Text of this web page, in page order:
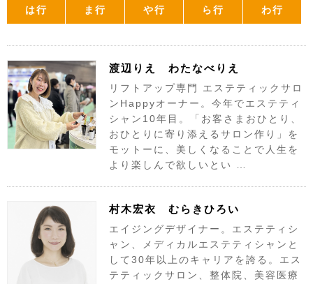
は行 ま行 や行 ら行 わ行
渡辺りえ わたなべりえ
リフトアップ専門 エステティックサロ
ンHappyオーナー。今年でエステティ
シャン10年目。「お客さまおひとり、
おひとりに寄り添えるサロン作り」を
モットーに、美しくなることで人生を
より楽しんで欲しいとい …
村木宏衣 むらきひろい
エイジングデザイナー。エステティシ
ャン、メディカルエステティシャンと
して30年以上のキャリアを誇る。エス
テティックサロン、整体院、美容医療